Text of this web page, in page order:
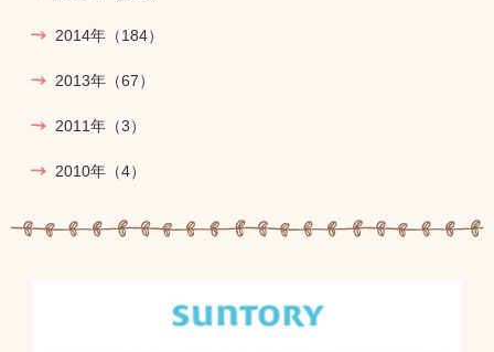
2014年 （184）
2013年 （67）
2011年 （3）
2010年 （4）